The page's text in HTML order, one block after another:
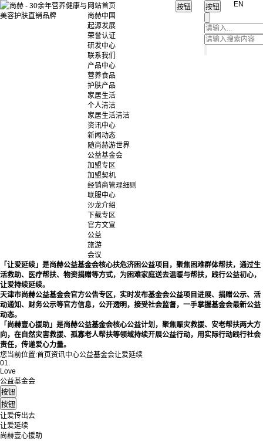
网站首页
尚赫中国
起源发展
荣誉认证
研发中心
联系我们
产品中心
营养食品
护肤产品
家居生活
个人清洁
家居生活清洁
资讯中心
新闻动态
随尚赫游世界
公益基金会
加盟专区
加盟契机
经销商管理细则
联服中心
沙龙介绍
下载专区
官方文宣
公益
旅游
会议
EN
「让爱延续」是尚赫公益基金会核心扶危济困公益项目，聚焦困难群体帮扶，通过生
活救助、医疗帮扶、物资捐赠等方式，为困难家庭送去温暖与帮扶，践行公益初心，
让爱持续延续。
天津市尚赫公益基金会官方公告专区，实时发布基金会公益项目进展、捐赠公示、活
动通知、财务公示等官方信息，公开透明，接受社会监督，一手掌握基金会最新公益
动态。
「尚赫壹心援助」是尚赫公益基金会核心公益计划，聚焦赈灾救援、安老帮扶两大方
向，在自然灾害救援、孤寡老人帮扶等领域持续开展公益行动，用实际行动践行社会
责任，传递爱心力量。
您当前位置:首页资讯中心公益基金会让爱延续
01.
Love
公益基金会
让爱传出去
让爱延续
尚赫壹心援助